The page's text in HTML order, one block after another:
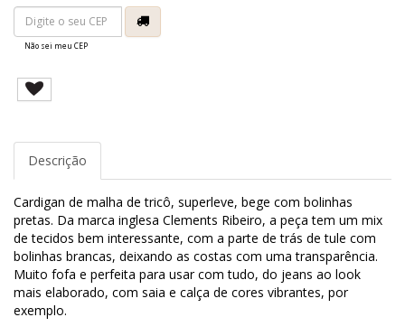
Não sei meu CEP
Descrição
Cardigan de malha de tricô, superleve, bege com bolinhas
pretas. Da marca inglesa Clements Ribeiro, a peça tem um mix
de tecidos bem interessante, com a parte de trás de tule com
bolinhas brancas, deixando as costas com uma transparência.
Muito fofa e perfeita para usar com tudo, do jeans ao look
mais elaborado, com saia e calça de cores vibrantes, por
exemplo.